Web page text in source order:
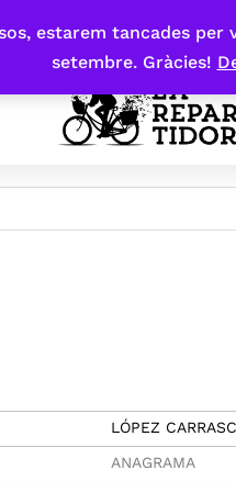
estarem tancades
setembre. Gràcies!
LÓPEZ
ANAGRAMA